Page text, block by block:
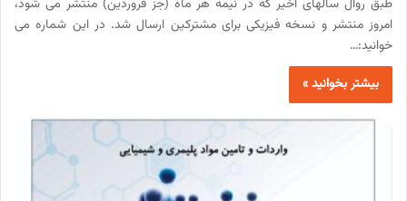
طبق روال سالهای اخیر که در نیمه هر ماه (جز فروردین) منتشر می شود،
امروز منتشر و نسخه فیزیکی برای مشترکین ارسال شد. در این شماره می
خوانید:…
بیشتر بخوانید »